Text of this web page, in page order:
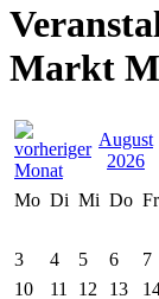
Markt
August
2026
Mo Di Mi Do Fr
3
4 5 6 7
10
11 12 13